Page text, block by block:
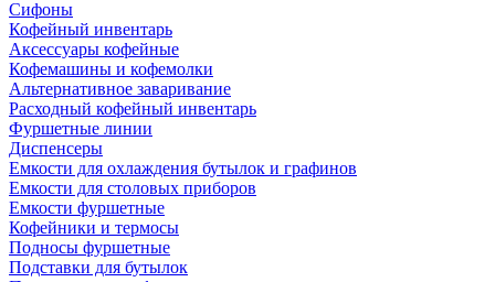
Сифоны
Кофейный инвентарь
Аксессуары кофейные
Кофемашины и кофемолки
Альтернативное заваривание
Расходный кофейный инвентарь
Фуршетные линии
Диспенсеры
Емкости для охлаждения бутылок и графинов
Емкости для столовых приборов
Емкости фуршетные
Кофейники и термосы
Подносы фуршетные
Подставки для бутылок